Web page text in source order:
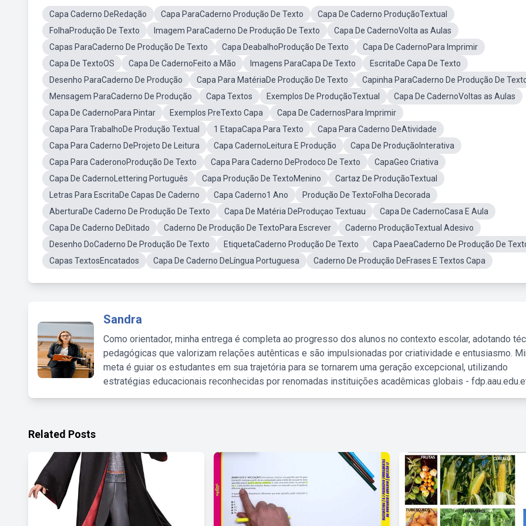
Capa Caderno DeRedação Capa ParaCaderno Produção De Texto
Capa De Caderno ProduçãoTextual
FolhaProdução De Texto
Imagem ParaCaderno De Produção De Texto
Capa De CadernoVolta as Aulas
Capas ParaCaderno De Produção De Texto
Capa DeabalhoProdução De Texto
Capa De CadernoPara Imprimir
Capa De TextoOS
Capa De CadernoFeito a Mão Imagens ParaCapa De Texto
EscritaDe Capa De Texto
Desenho ParaCaderno De Produção
Capa Para MatériaDe Produção De Texto
Capinha ParaCaderno De Produção De
Mensagem ParaCaderno De Produção
Capa Textos Exemplos De ProduçãoTextual
Capa De CadernoVoltas as Aulas
Capa De CadernoPara Pintar
Exemplos PreTexto Capa
Capa De CadernosPara Imprimir
Capa Para TrabalhoDe Produção Textual
1 EtapaCapa Para Texto
Capa Para Caderno DeAtividade
Capa Para Caderno DeProjeto De Leitura
Capa CadernoLeitura E Produção
Capa De ProduçãoInterativa
Capa Para CaderonoProdução De Texto
Capa Para Caderno DeProdoco De Texto
CapaGeo Criativa
Capa De CadernoLettering Português
Capa Produção De TextoMenino
Cartaz De ProduçãoTextual
Letras Para EscritaDe Capas De Caderno
Capa Caderno1 Ano
Produção De TextoFolha Decorada
AberturaDe Caderno De Produção De Texto
Capa De Matéria DeProduçao Textuau
Capa De CadernoCasa E Aula
Capa De Caderno DeDitado
Caderno De Produção De TextoPara Escrever
Caderno ProduçãoTextual Adesivo
Desenho DoCaderno De Produção De Texto
EtiquetaCaderno Produção De Texto
Capa PaeaCaderno De Produção De
Capas TextosEncatados
Capa De Caderno DeLíngua Portuguesa Caderno De Produção DeFrases E Textos Capa
Sandra
Como orientador, minha entrega é completa ao progresso dos alunos no contexto escolar, adotando
pedagógicas que valorizam relações autênticas e são impulsionadas por criatividade e entusiasmo.
meta é guiar os estudantes em sua trajetória para se tornarem uma geração excepcional, utilizando
estratégias educacionais reconhecidas por renomadas instituições acadêmicas globais -
Related Posts